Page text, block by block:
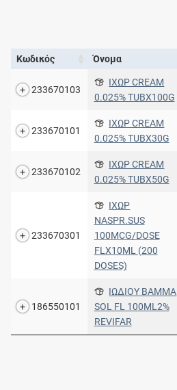
Κωδικός Όνομα
233670103
ΙΧΩΡ CREAM
0.025% TUBX100G
233670101
ΙΧΩΡ CREAM
0.025% TUBX30G
233670102
ΙΧΩΡ CREAM
0.025% TUBX50G
233670301
ΙΧΩΡ
NASPR.SUS
100MCG/DOSE
FLX10ML (200
DOSES)
186550101
ΙΩΔIOY BAMMA
SOL FL 100ML2%
REVIFAR